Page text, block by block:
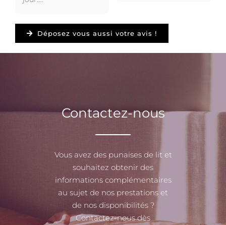
Déposez vous aussi votre avis !
Contactez-nous
Vous avez des punaises de lit et
souhaitez obtenir des
informations complémentaires
au sujet de nos prestations et
de nos disponibilités ?
Contactez-nous dès